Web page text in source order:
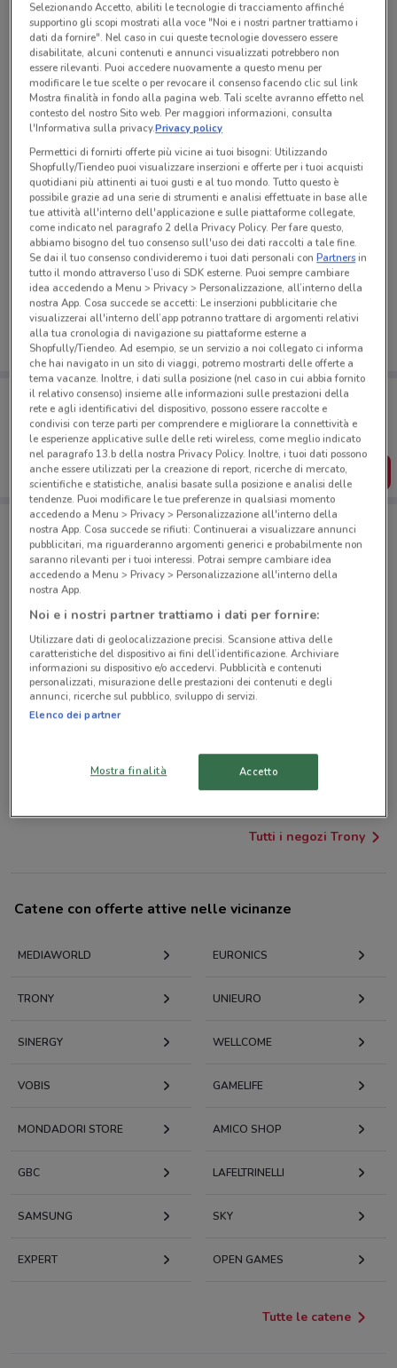
Tutte le promozioni di questo negozio
Ci dispiace, al momento non abbiamo pubblicato
volantini nella tua zona. Riprova più tardi.
Porta DoveConviene sempre con te!
Puoi trovare le migliori offerte dei negozi vicino a te,
salvarle e creare la tua lista del risparmio, comodamente
dal tuo cellulare.
SCARICA L’APP
Negozi Trony a Omegna
© MapTiler© OpenStreetMap contributors
Via Bernardino Alimena, 111 Roma
Via Casilina, 1804 Roma
Tutti i negozi Trony
Catene con offerte attive nelle vicinanze
MEDIAWORLD EURONICS
TRONY UNIEURO
SINERGY WELLCOME
VOBIS GAMELIFE
MONDADORI STORE AMICO SHOP
GBC LAFELTRINELLI
SAMSUNG SKY
EXPERT OPEN GAMES
Tutte le catene
Selezionando Accetto, abiliti le tecnologie di tracciamento affinché
supportino gli scopi mostrati alla voce "Noi e i nostri partner trattiamo i
dati da fornire". Nel caso in cui queste tecnologie dovessero essere
disabilitate, alcuni contenuti e annunci visualizzati potrebbero non
essere rilevanti. Puoi accedere nuovamente a questo menu per
modificare le tue scelte o per revocare il consenso facendo clic sul link
Mostra finalità in fondo alla pagina web. Tali scelte avranno effetto nel
contesto del nostro Sito web. Per maggiori informazioni, consulta
l'Informativa sulla privacy.Privacy policy
Permettici di fornirti offerte più vicine ai tuoi bisogni: Utilizzando
Shopfully/Tiendeo puoi visualizzare inserzioni e offerte per i tuoi acquisti
quotidiani più attinenti ai tuoi gusti e al tuo mondo. Tutto questo è
possibile grazie ad una serie di strumenti e analisi effettuate in base alle
tue attività all'interno dell'applicazione e sulle piattaforme collegate,
come indicato nel paragrafo 2 della Privacy Policy. Per fare questo,
abbiamo bisogno del tuo consenso sull'uso dei dati raccolti a tale fine.
Se dai il tuo consenso condivideremo i tuoi dati personali conPartnersin
tutto il mondo attraverso l’uso di SDK esterne. Puoi sempre cambiare
idea accedendo a Menu > Privacy > Personalizzazione, all’interno della
nostra App. Cosa succede se accetti: Le inserzioni pubblicitarie che
visualizzerai all'interno dell’app potranno trattare di argomenti relativi
alla tua cronologia di navigazione su piattaforme esterne a
Shopfully/Tiendeo. Ad esempio, se un servizio a noi collegato ci informa
che hai navigato in un sito di viaggi, potremo mostrarti delle offerte a
tema vacanze. Inoltre, i dati sulla posizione (nel caso in cui abbia fornito
il relativo consenso) insieme alle informazioni sulle prestazioni della
rete e agli identificativi del dispositivo, possono essere raccolte e
condivisi con terze parti per comprendere e migliorare la connettività e
le esperienze applicative sulle delle reti wireless, come meglio indicato
nel paragrafo 13.b della nostra Privacy Policy. Inoltre, i tuoi dati possono
anche essere utilizzati per la creazione di report, ricerche di mercato,
scientifiche e statistiche, analisi basate sulla posizione e analisi delle
tendenze. Puoi modificare le tue preferenze in qualsiasi momento
accedendo a Menu > Privacy > Personalizzazione all'interno della
nostra App. Cosa succede se rifiuti: Continuerai a visualizzare annunci
pubblicitari, ma riguarderanno argomenti generici e probabilmente non
saranno rilevanti per i tuoi interessi. Potrai sempre cambiare idea
accedendo a Menu > Privacy > Personalizzazione all'interno della
nostra App.
Noi e i nostri partner trattiamo i dati per fornire:
Utilizzare dati di geolocalizzazione precisi. Scansione attiva delle
caratteristiche del dispositivo ai fini dell’identificazione. Archiviare
informazioni su dispositivo e/o accedervi. Pubblicità e contenuti
personalizzati, misurazione delle prestazioni dei contenuti e degli
annunci, ricerche sul pubblico, sviluppo di servizi.
Elenco dei partner
Mostra finalità Accetto